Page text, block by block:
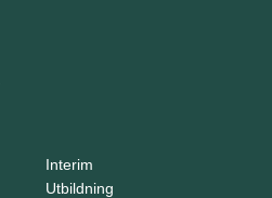
Interim
Utbildning